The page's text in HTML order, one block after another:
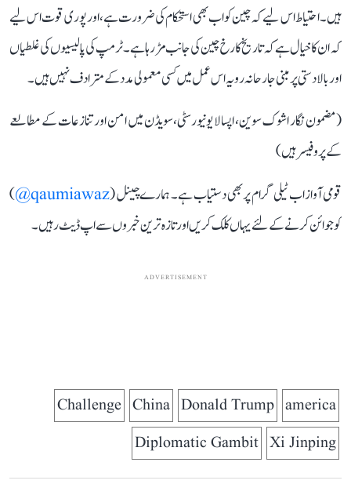
ہیں۔ احتیاط اس لیے کہ چین کو اب بھی استحکام کی ضرورت ہے، اور پوری قوت اس لیے
کہ ان کا خیال ہے کہ تاریخ کا رخ چین کی جانب مڑ رہا ہے۔ ٹرمپ کی پالیسیوں کی غلطیاں
اور بالادستی پر مبنی جارحانہ رویہ اس عمل میں کسی معمولی مدد کے مترادف نہیں ہیں۔
(مضمون نگار اشوک سوین، اپسالا یونیورسٹی، سویڈن میں امن اور تنازعات کے مطالعے
کے پروفیسر ہیں)
قومی آواز اب ٹیلی گرام پر بھی دستیاب ہے۔ ہمارے چینل (qaumiawaz@
)
کو جوائن کرنے کے لئے یہاں کلک کریں اور تازہ ترین خبروں سے اپ ڈیٹ رہیں۔
ADVERTISEMENT
america
Donald Trump
China
Challenge
Xi Jinping
Diplomatic Gambit